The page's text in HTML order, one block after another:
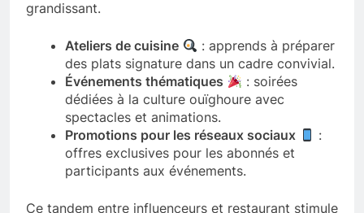
grandissant.
Ateliers de cuisine
: apprends à préparer
des plats signature dans un cadre convivial.
Événements thématiques
: soirées
dédiées à la culture ouïghoure avec
spectacles et animations.
Promotions pour les réseaux sociaux
:
offres exclusives pour les abonnés et
participants aux événements.
Ce tandem entre influenceurs et restaurant stimule